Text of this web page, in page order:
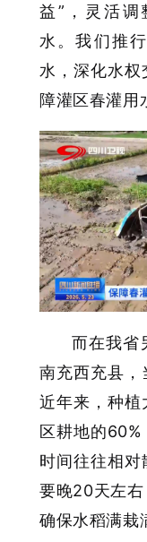
益”，灵活调
水。我们推
水，深化水权
障灌区春灌用
而在我省
南充西充县，
近年来，种植
区耕地的60%
时间往往相对
要晚20天左右
确保水稻满栽